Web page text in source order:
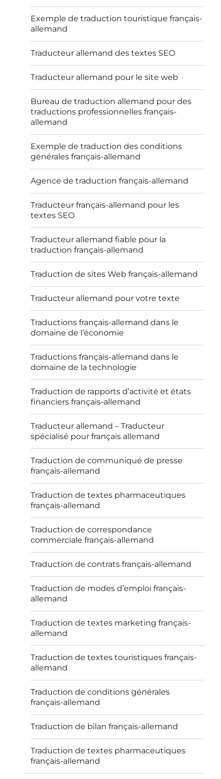
Exemple de traduction touristique français-
allemand
Traducteur allemand des textes SEO
Traducteur allemand pour le site web
Bureau de traduction allemand pour des
traductions professionnelles français-
allemand
Exemple de traduction des conditions
générales français-allemand
Agence de traduction français-allemand
Traducteur français-allemand pour les
textes SEO
Traducteur allemand fiable pour la
traduction français-allemand
Traduction de sites Web français-allemand
Traducteur allemand pour votre texte
Traductions français-allemand dans le
domaine de l’économie
Traductions français-allemand dans le
domaine de la technologie
Traduction de rapports d’activité et états
financiers français-allemand
Traducteur allemand – Traducteur
spécialisé pour français allemand
Traduction de communiqué de presse
français-allemand
Traduction de textes pharmaceutiques
français-allemand
Traduction de correspondance
commerciale français-allemand
Traduction de contrats français-allemand
Traduction de modes d’emploi français-
allemand
Traduction de textes marketing français-
allemand
Traduction de textes touristiques français-
allemand
Traduction de conditions générales
français-allemand
Traduction de bilan français-allemand
Traduction de textes pharmaceutiques
français-allemand